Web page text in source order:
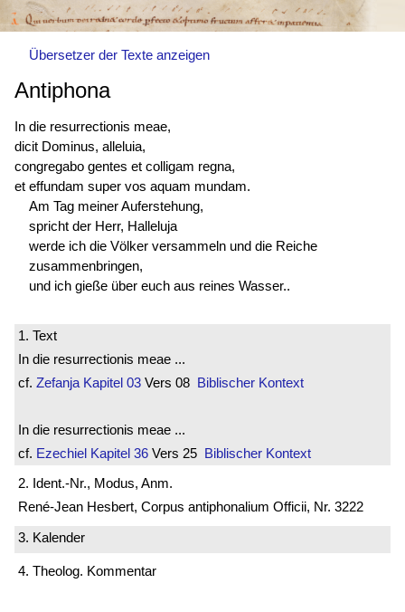
Übersetzer der Texte anzeigen
Antiphona
In die resurrectionis meae,
dicit Dominus, alleluia,
congregabo gentes et colligam regna,
et effundam super vos aquam mundam.
Am Tag meiner Auferstehung,
spricht der Herr, Halleluja
werde ich die Völker versammeln und die Reiche
zusammenbringen,
und ich gieße über euch aus reines Wasser..
1. Text
In die resurrectionis meae ...
cf. Zefanja Kapitel 03 Vers 08 Biblischer Kontext
In die resurrectionis meae ...
cf. Ezechiel Kapitel 36 Vers 25 Biblischer Kontext
2. Ident.-Nr., Modus, Anm.
René-Jean Hesbert, Corpus antiphonalium Officii, Nr. 3222
3. Kalender
4. Theolog. Kommentar